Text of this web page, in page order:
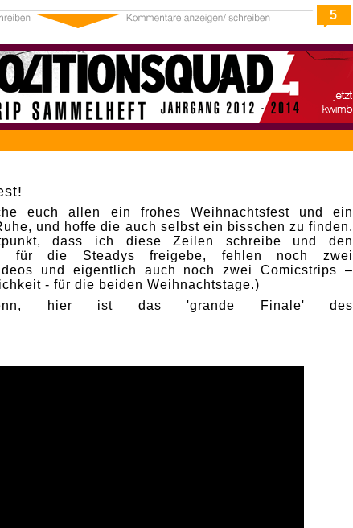
5
euch allen ein frohes Weihnachtsfest und ein
und hoffe die auch selbst ein bisschen zu finden.
dass ich diese Zeilen schreibe und den
für die Steadys freigebe, fehlen noch zwei
und eigentlich auch noch zwei Comicstrips –
- für die beiden Weihnachtstage.)
hier ist das 'grande Finale' des